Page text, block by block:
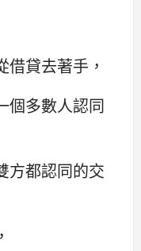
借貸去著手，
個多數人認同
方都認同的交